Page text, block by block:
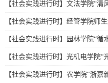
【社会实践进行时】经管学院师